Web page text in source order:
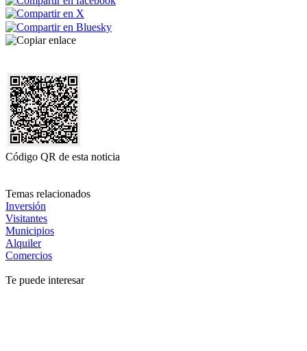
Código QR de esta noticia
Temas relacionados
Inversión
Visitantes
Municipios
Alquiler
Comercios
Te puede interesar